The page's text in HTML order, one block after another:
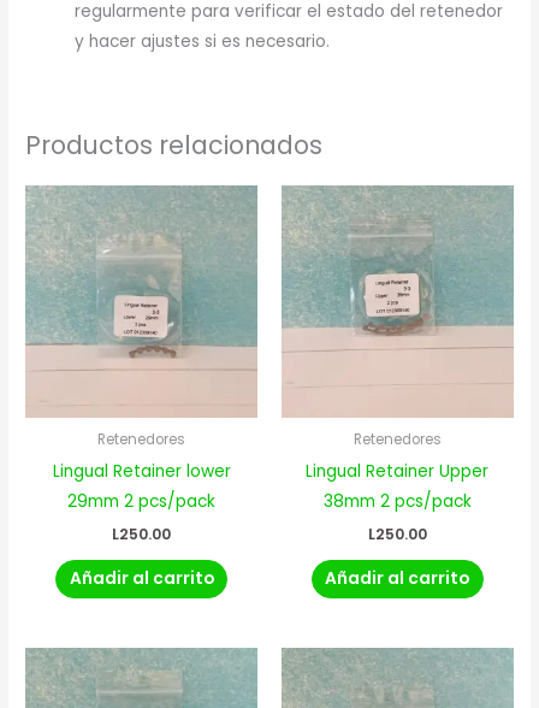
regularmente para verificar el estado del retenedor
y hacer ajustes si es necesario.
Productos relacionados
Retenedores
Lingual Retainer lower
29mm 2 pcs/pack
L250.00
Añadir al carrito
Retenedores
Lingual Retainer Upper
38mm 2 pcs/pack
L250.00
Añadir al carrito